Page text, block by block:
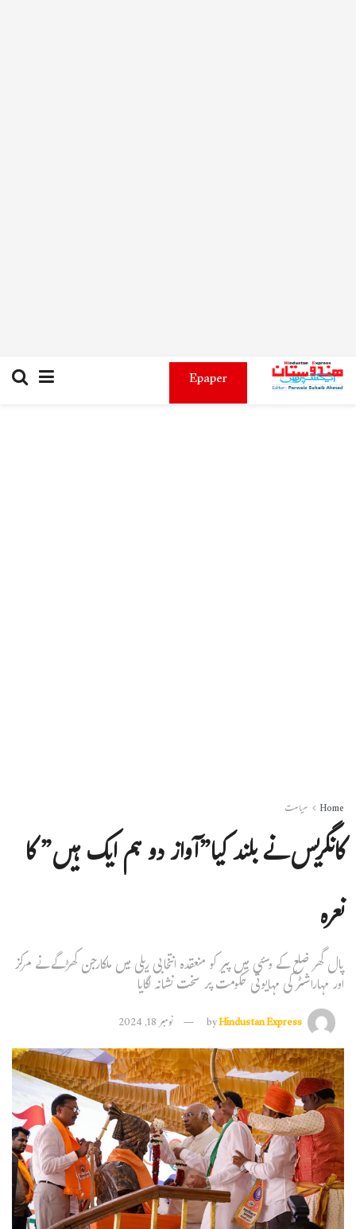
Epaper
Home سیاست
کانگریس نے بلند کیا”آواز دو ہم ایک ہیں” کا
نعرہ
پال گھر ضلع کے وسئی میں پیر کو منعقدہ انتخابی ریلی میں ملکارجن کھڑگے نے مرکز
اور مہاراشٹر کی مہایوتی حکومت پر سخت نشانہ لگایا
byHindustan Express نومبر 18, 2024